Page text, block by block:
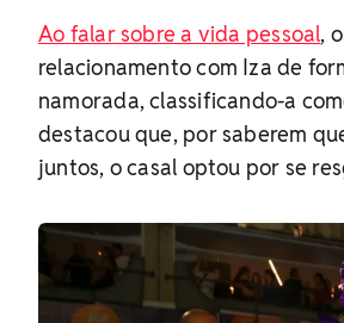
Ao falar sobre a vida pessoal,
relacionamento com Iza de
namorada, classificando-a
destacou que, por saberem
juntos, o casal optou por se